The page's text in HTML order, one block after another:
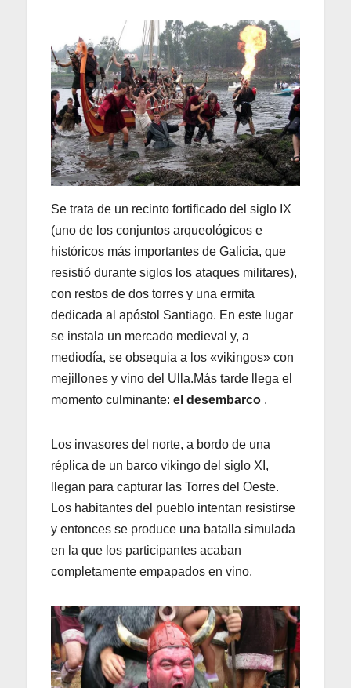
Se trata de un recinto fortificado del siglo IX
(uno de los conjuntos arqueológicos e
históricos más importantes de Galicia, que
resistió durante siglos los ataques militares),
con restos de dos torres y una ermita
dedicada al apóstol Santiago. En este lugar
se instala un mercado medieval y, a
mediodía, se obsequia a los «vikingos» con
mejillones y vino del Ulla.Más tarde llega el
momento culminante: el desembarco .
Los invasores del norte, a bordo de una
réplica de un barco vikingo del siglo XI,
llegan para capturar las Torres del Oeste.
Los habitantes del pueblo intentan resistirse
y entonces se produce una batalla simulada
en la que los participantes acaban
completamente empapados en vino.